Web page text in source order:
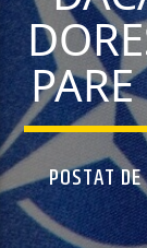
POSTAT DE